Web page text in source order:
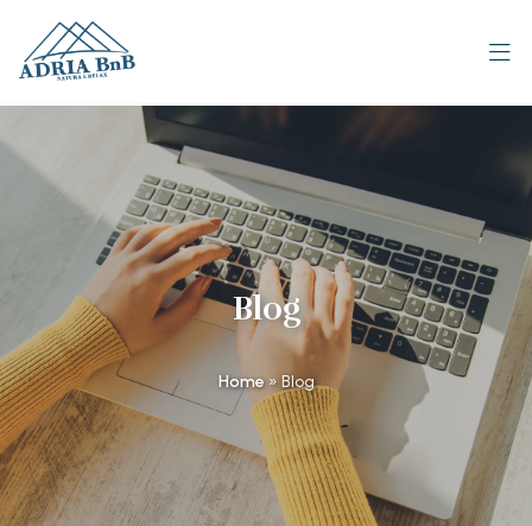
Blog
Home» Blog